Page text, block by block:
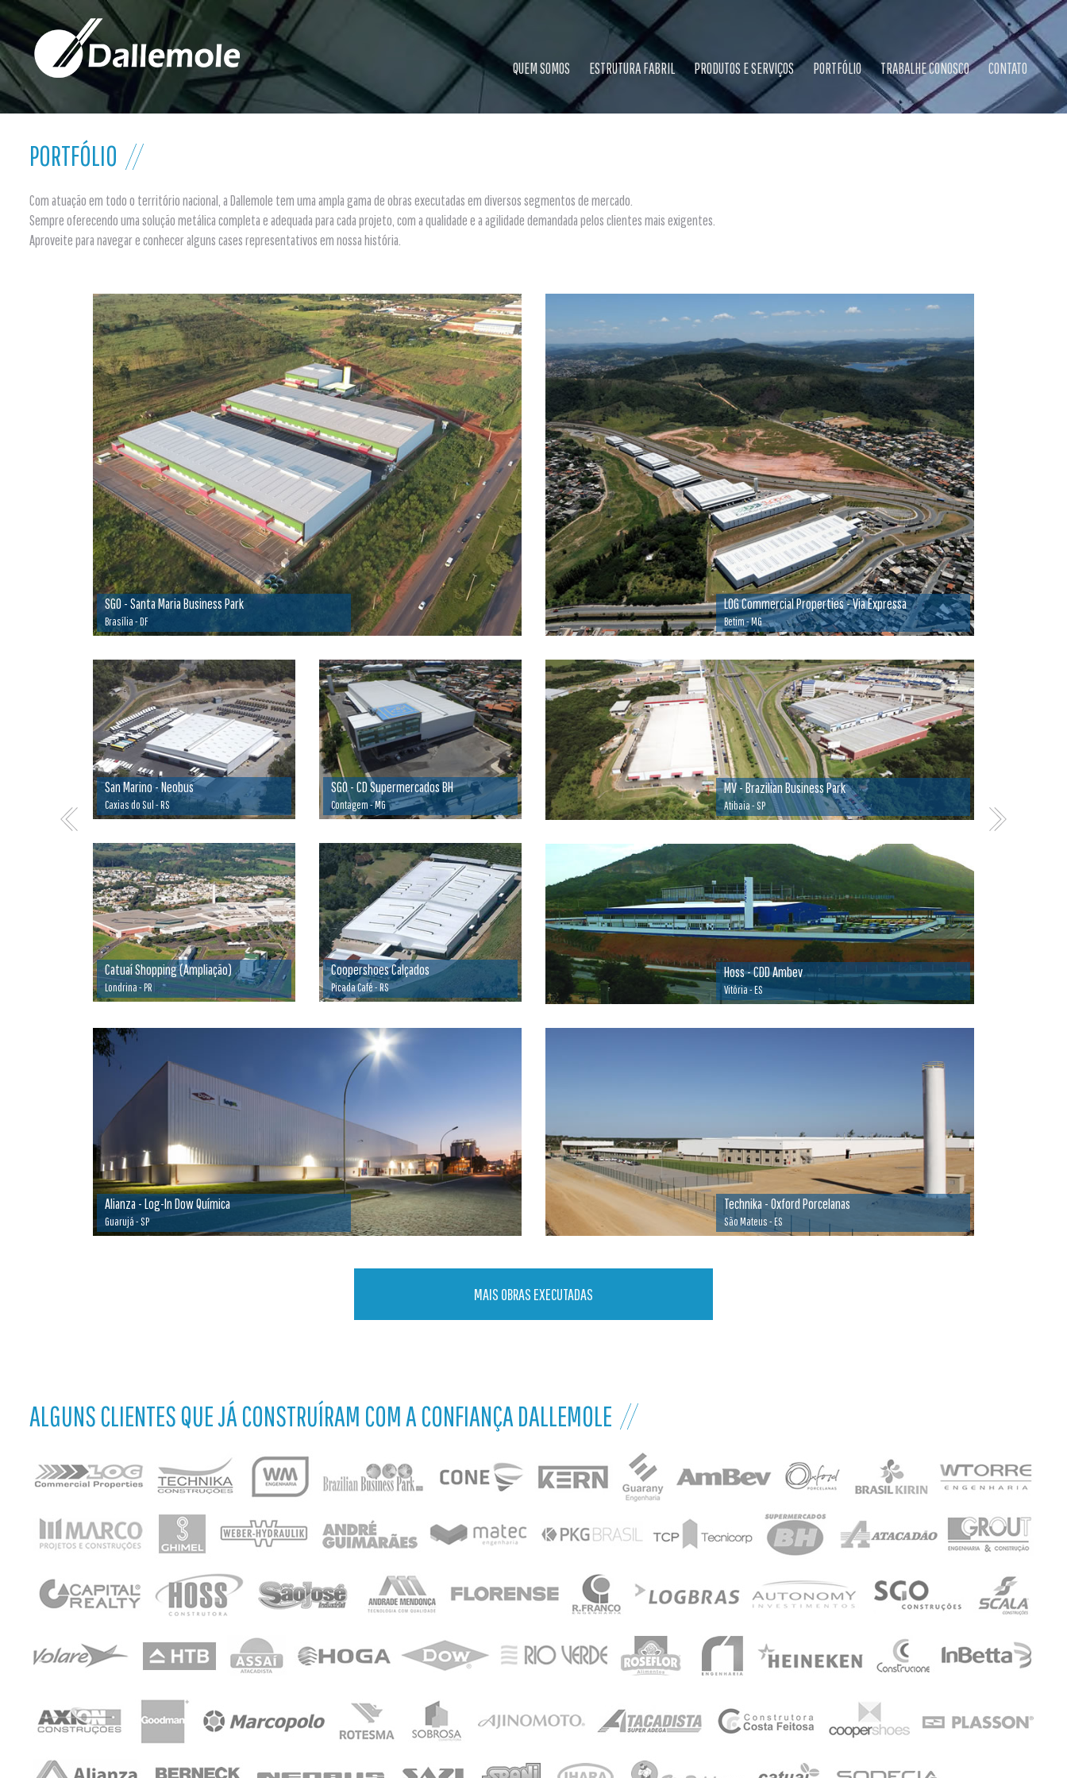
QUEM SOMOS ESTRUTURA FABRIL PRODUTOS E SERVIÇOS PORTFÓLIO TRABALHE CONOSCO CONTATO
PORTFÓLIO
Com atuação em todo o território nacional, a Dallemole tem uma ampla gama de obras executadas em diversos segmentos de mercado.
Sempre oferecendo uma solução metálica completa e adequada para cada projeto, com a qualidade e a agilidade demandada pelos clientes mais exigentes.
Aproveite para navegar e conhecer alguns cases representativos em nossa história.
SGO - Santa Maria Business Park
Brasília - DF
LOG Commercial Properties - Via Expressa
Betim - MG
San Marino - Neobus
Caxias do Sul - RS
SGO - CD Supermercados BH
Contagem - MG
Catuaí Shopping (Ampliação)
Londrina - PR
Coopershoes Calçados
Picada Café - RS
MV - Brazilian Business Park
Atibaia - SP
Hoss - CDD Ambev
Vitória - ES
Alianza - Log-In Dow Química
Guarujá - SP
Technika - Oxford Porcelanas
São Mateus - ES
MAIS OBRAS EXECUTADAS
ALGUNS CLIENTES QUE JÁ CONSTRUÍRAM COM A CONFIANÇA DALLEMOLE